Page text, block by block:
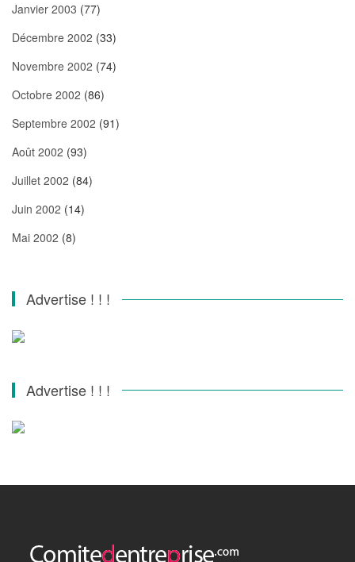
Janvier 2003 (77)
Décembre 2002 (33)
Novembre 2002 (74)
Octobre 2002 (86)
Septembre 2002 (91)
Août 2002 (93)
Juillet 2002 (84)
Juin 2002 (14)
Mai 2002 (8)
Advertise ! ! !
Advertise ! ! !